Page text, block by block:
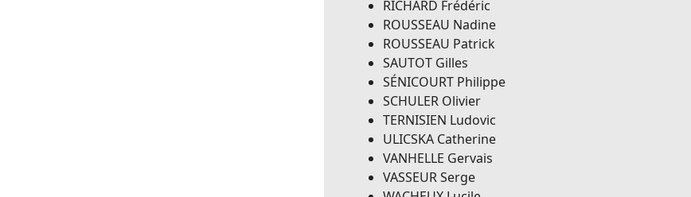
RICHARD Frédéric
ROUSSEAU Nadine
ROUSSEAU Patrick
SAUTOT Gilles
SÉNICOURT Philippe
SCHULER Olivier
TERNISIEN Ludovic
ULICSKA Catherine
VANHELLE Gervais
VASSEUR Serge